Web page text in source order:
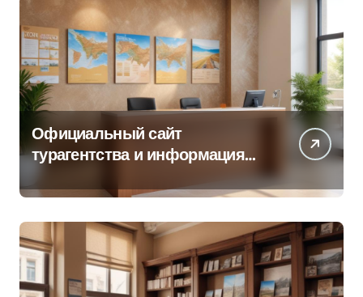
Официальный сайт
турагентства и информация